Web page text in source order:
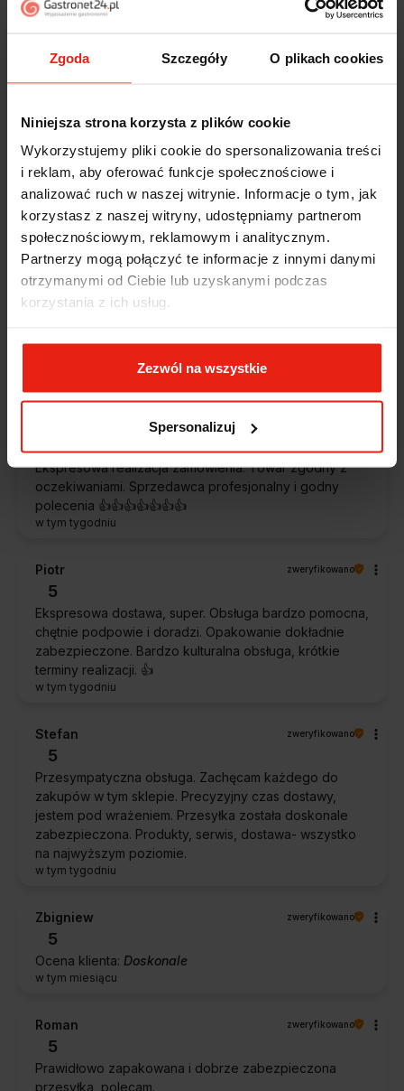
Zgoda Szczegóły O plikach cookies
Niniejsza strona korzysta z plików cookie
Wykorzystujemy pliki cookie do spersonalizowania treści
i reklam, aby oferować funkcje społecznościowe i
analizować ruch w naszej witrynie. Informacje o tym, jak
korzystasz z naszej witryny, udostępniamy partnerom
społecznościowym, reklamowym i analitycznym.
Partnerzy mogą połączyć te informacje z innymi danymi
otrzymanymi od Ciebie lub uzyskanymi podczas
korzystania z ich usług.
Zezwól na wszystkie
Spersonalizuj
filtry
Jak zbieramy opinie?
Marcin
5
Polecam szybko sprawnie dobrze zapakowane
Zostałem świetnie obsłużony. Brawa dla pracowników.
wczoraj
Alicja zweryfikowano
5
Jestem zaskoczona, że ta paczka dotarła do mnie tak
sprawnie, bez problemów. Bardzo pomocna obsługa
Ekspresowa realizacja zamówienia. Towar zgodny z
oczekiwaniami. Sprzedawca profesjonalny i godny
polecenia 👍️👍️👍️👍️👍️👍️👍️
w tym tygodniu
Piotr zweryfikowano
5
Ekspresowa dostawa, super. Obsługa bardzo pomocna,
chętnie podpowie i doradzi. Opakowanie dokładnie
zabezpieczone. Bardzo kulturalna obsługa, krótkie
terminy realizacji. 👍️
w tym tygodniu
Stefan zweryfikowano
5
Przesympatyczna obsługa. Zachęcam każdego do
zakupów w tym sklepie. Precyzyjny czas dostawy,
jestem pod wrażeniem. Przesyłka została doskonale
zabezpieczona. Produkty, serwis, dostawa- wszystko
na najwyższym poziomie.
w tym tygodniu
Zbigniew zweryfikowano
5
Ocena klienta: Doskonale
w tym miesiącu
Roman zweryfikowano
5
Prawidłowo zapakowana i dobrze zabezpieczona
przesyłka, polecam.